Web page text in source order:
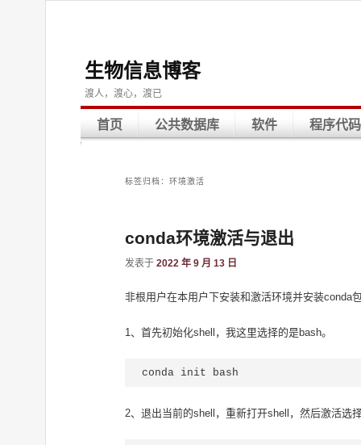
生物信息博客
渡人，渡心，渡已
首页 公共数据库 软件 程序代码
标签归档： 环境激活
conda环境激活与退出
发表于 2022 年 9 月 13 日
非根用户在本用户下安装和激活环境并安装conda
1、首先初始化shell，我这里选择的是bash。
conda init bash
2、退出当前的shell，重新打开shell，然后激活选